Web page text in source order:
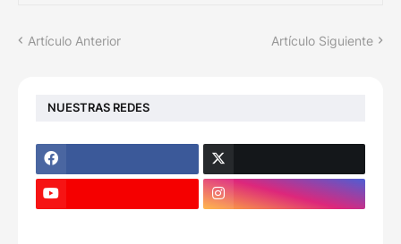
Artículo Anterior Artículo Siguiente
NUESTRAS REDES